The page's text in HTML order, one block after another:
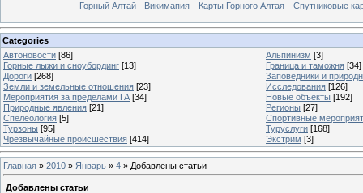
Горный Алтай - Викимапия
Карты Горного Алтая Спутниковые
Categories
Автоновости [86] Альпинизм [3]
Горные лыжи и сноубординг [13] Граница и таможня [34]
Дороги [268]
Заповедники и
Земли и земельные отношения [23] Исследования [126]
Мероприятия за пределами ГА [34] Новые объекты [192]
Природные явления [21] Регионы [27]
Спелеология [5]
Спортивные
Турзоны [95] Туруслуги [168]
Чрезвычайные происшествия [414] Экстрим [3]
Главная » 2010 » Январь » 4 » Добавлены статьи
Добавлены статьи